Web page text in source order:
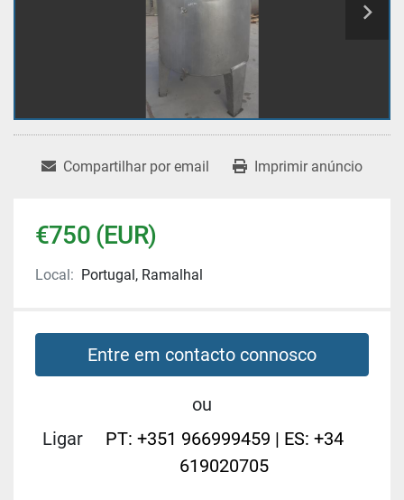
Compartilhar por email Imprimir anúncio
€750 (EUR)
Local: Portugal, Ramalhal
Entre em contacto connosco
ou
Ligar
PT: +351 966999459 | ES: +34
619020705